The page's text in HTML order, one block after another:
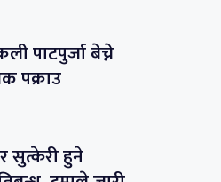
पाटपुर्जा बेच्ने
पक्राउ
सुत्केरी हुने